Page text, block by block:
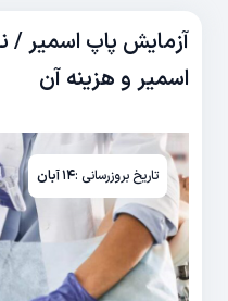
آزمایش پاپ اسمیر /
اسمیر و هزینه آن
تاریخ بروزرسانی :۱۴ آبان